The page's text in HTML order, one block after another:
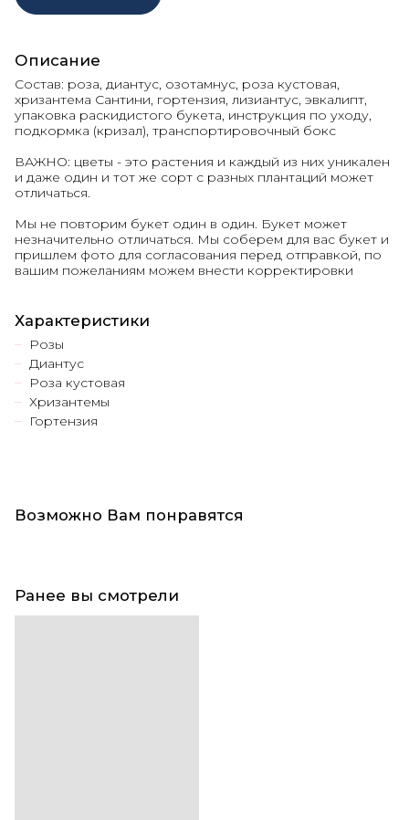
Описание
Состав: роза, диантус, озотамнус, роза кустовая,
хризантема Сантини, гортензия, лизиантус, эвкалипт,
упаковка раскидистого букета, инструкция по уходу,
подкормка (кризал), транспортировочный бокс
ВАЖНО: цветы - это растения и каждый из них уникален
и даже один и тот же сорт с разных плантаций может
отличаться.
Мы не повторим букет один в один. Букет может
незначительно отличаться. Мы соберем для вас букет и
пришлем фото для согласования перед отправкой, по
вашим пожеланиям можем внести корректировки
Характеристики
Розы
Диантус
Роза кустовая
Хризантемы
Гортензия
Возможно Вам понравятся
Ранее вы смотрели